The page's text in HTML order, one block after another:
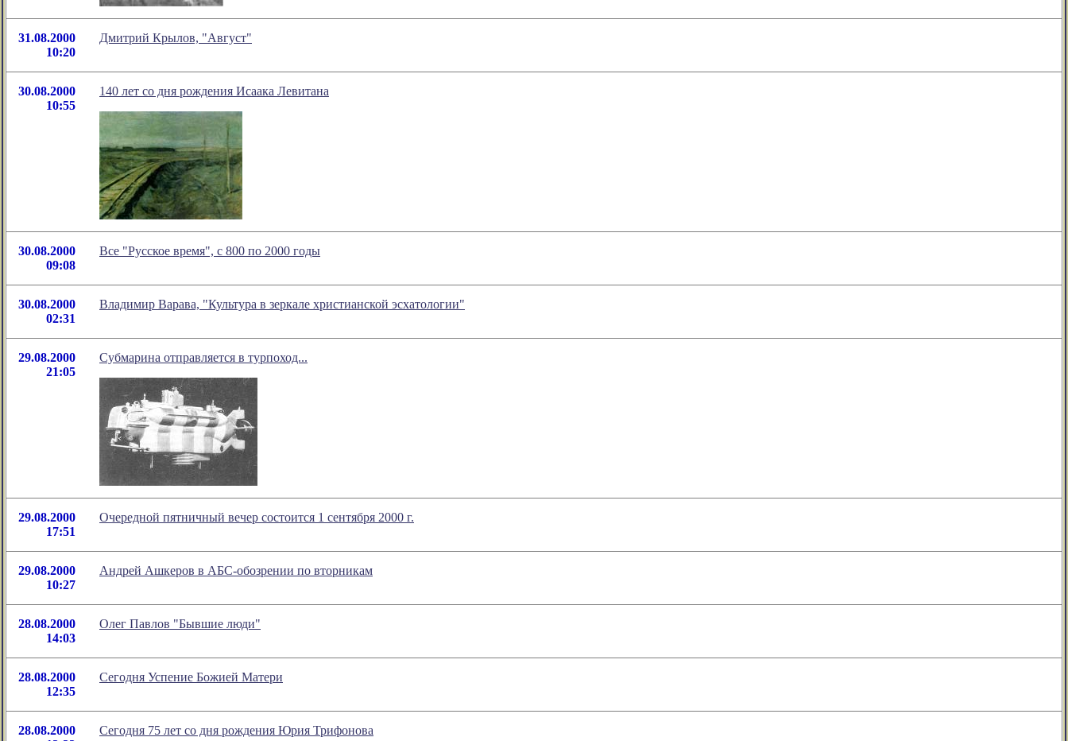
31.08.2000
10:20
Дмитрий Крылов, "Август"
30.08.2000
10:55
140 лет со дня рождения Исаака Левитана
30.08.2000
09:08
Все "Русское время", с 800 по 2000 годы
30.08.2000
02:31
Владимир Варава, "Культура в зеркале христианской эсхатологии"
29.08.2000
21:05
Субмарина отправляется в турпоход...
29.08.2000
17:51
Очередной пятничный вечер состоится 1 сентября 2000 г.
29.08.2000
10:27
Андрей Ашкеров в АБС-обозрении по вторникам
28.08.2000
14:03
Олег Павлов "Бывшие люди"
28.08.2000
12:35
Сегодня Успение Божией Матери
28.08.2000
Сегодня 75 лет со дня рождения Юрия Трифонова